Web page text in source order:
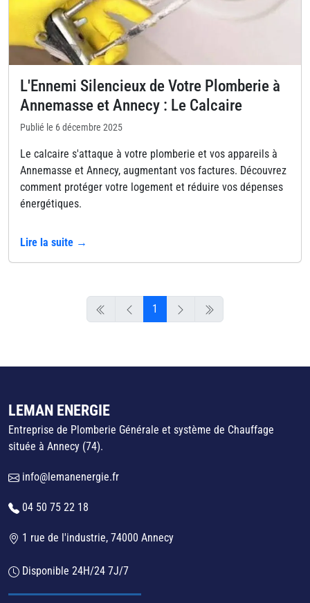
L'Ennemi Silencieux de Votre Plomberie à
Annemasse et Annecy : Le Calcaire
Publié le 6 décembre 2025
Le calcaire s'attaque à votre plomberie et vos appareils à
Annemasse et Annecy, augmentant vos factures. Découvrez
comment protéger votre logement et réduire vos dépenses
énergétiques.
Lire la suite →
1
LEMAN ENERGIE
Entreprise de Plomberie Générale et système de Chauffage
située à Annecy (74).
info@lemanenergie.fr
04 50 75 22 18
1 rue de l'industrie, 74000 Annecy
Disponible 24H/24 7J/7